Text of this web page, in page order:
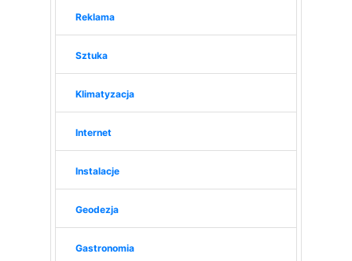
Reklama
Sztuka
Klimatyzacja
Internet
Instalacje
Geodezja
Gastronomia